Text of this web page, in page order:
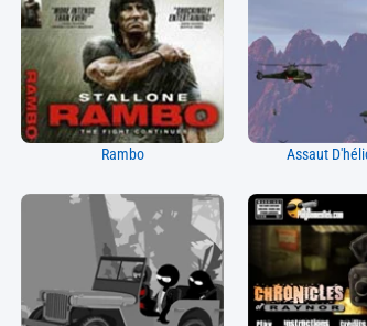
Rambo Assaut